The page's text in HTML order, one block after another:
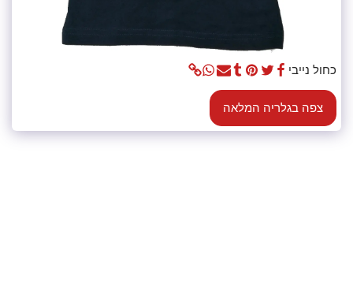
כחול נייבי
צפה בגלריה המלאה